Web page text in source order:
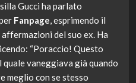
Gucci ha parlato
Fanpage, esprimendo il
del suo ex. Ha
“Poraccio! Questo
vaneggiava già quando
meglio con se stesso